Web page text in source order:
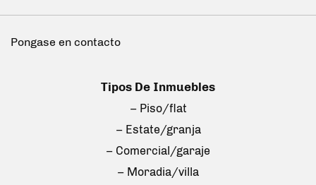
Pongase en contacto
Tipos De Inmuebles
– Piso/flat
– Estate/granja
– Comercial/garaje
– Moradia/villa